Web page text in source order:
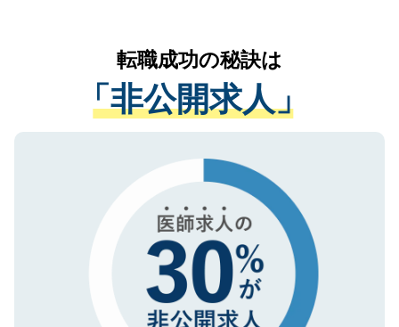
は、個人情報の取り扱いについての厳密な
管理基準を満たした事業者のみに付与され
る、プライバシーマークを取得済みです。
ご登録いただいた個人情報は、SSL（デー
で、機密保持に関してもご安心ください。
かがいして、現在の医療機関の状況や紹介
経験をまじえながら、適切なアドバイスを
させていただきます。すぐにご転職をされ
ない方には、長期的なサポートが可能です
ので、まずはご登録ください。
転職成功の秘訣は
「非公開求人」